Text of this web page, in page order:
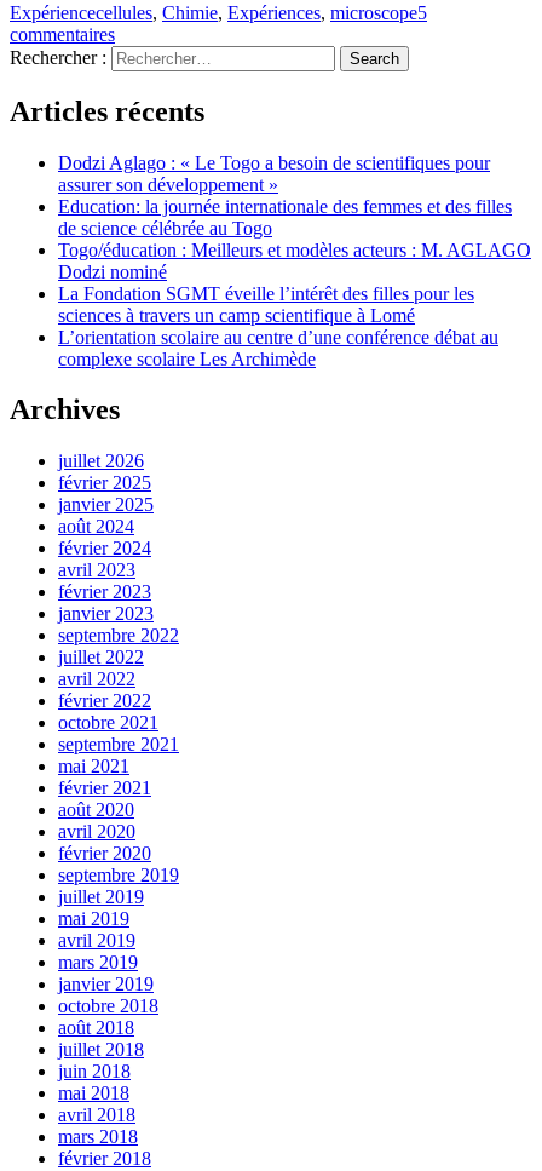
Expériencecellules, Chimie, Expériences, microscope5
commentaires
Rechercher :
Articles récents
Dodzi Aglago : « Le Togo a besoin de scientifiques pour
assurer son développement »
Education: la journée internationale des femmes et des filles
de science célébrée au Togo
Togo/éducation : Meilleurs et modèles acteurs : M. AGLAGO
Dodzi nominé
La Fondation SGMT éveille l’intérêt des filles pour les
sciences à travers un camp scientifique à Lomé
L’orientation scolaire au centre d’une conférence débat au
complexe scolaire Les Archimède
Archives
juillet 2026
février 2025
janvier 2025
août 2024
février 2024
avril 2023
février 2023
janvier 2023
septembre 2022
juillet 2022
avril 2022
février 2022
octobre 2021
septembre 2021
mai 2021
février 2021
août 2020
avril 2020
février 2020
septembre 2019
juillet 2019
mai 2019
avril 2019
mars 2019
janvier 2019
octobre 2018
août 2018
juillet 2018
juin 2018
mai 2018
avril 2018
mars 2018
février 2018